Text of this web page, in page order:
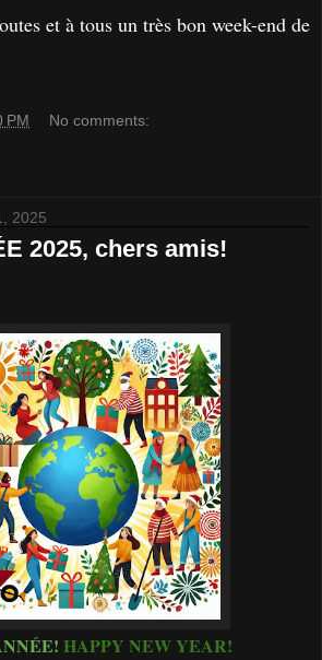
et à tous un très bon week-end de
PM No comments:
2025
2025, chers amis!
HAPPY NEW YEAR!